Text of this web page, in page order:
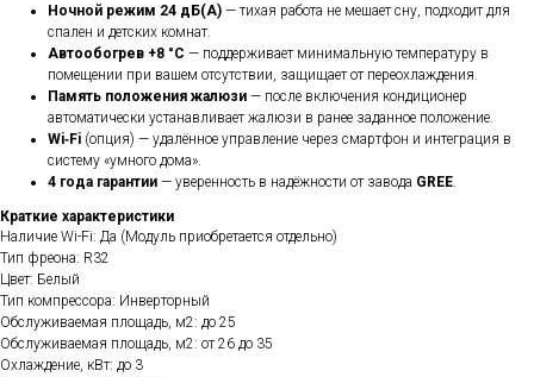
Ночной режим 24 дБ(А) — тихая работа не мешает сну, подходит для
спален и детских комнат.
Автообогрев +8 °C — поддерживает минимальную температуру в
помещении при вашем отсутствии, защищает от переохлаждения.
Память положения жалюзи — после включения кондиционер
автоматически устанавливает жалюзи в ранее заданное положение.
Wi‑Fi (опция) — удалённое управление через смартфон и интеграция в
систему «умного дома».
4 года гарантии — уверенность в надёжности от завода GREE.
Краткие характеристики
Наличие Wi-Fi: Да (Модуль приобретается отдельно)
Тип фреона: R32
Цвет: Белый
Тип компрессора: Инверторный
Обслуживаемая площадь, м2: до 25
Обслуживаемая площадь, м2: от 26 до 35
Охлаждение, кВт: до 3